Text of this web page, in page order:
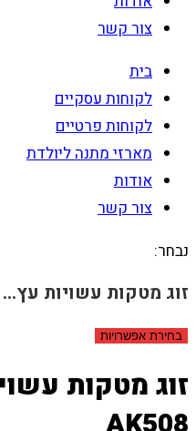
צור קשר
בית
לקוחות עסקיים
לקוחות פרטיים
מארזי מתנה ליולדת
אודות
צור קשר
נבחר:
זוג מטקות עשויות עץ…
בחירת אפשרויות
זוג מטקות